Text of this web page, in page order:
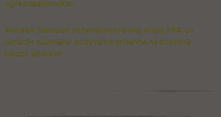
ogólnoakademickim.
Kierunek Transport otrzymał pozytywną ocenę PKA, co
oznacza spełnienie wszystkich kryteriów na poziomie
bardzo wysokim.